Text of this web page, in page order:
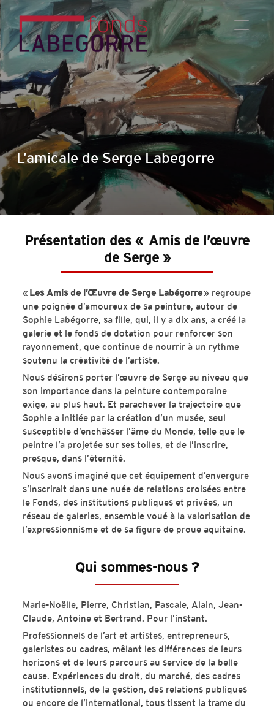
L’amicale de Serge Labegorre
Présentation des « Amis de l’œuvre
de Serge »
« Les Amis de l’Œuvre de Serge Labégorre» regroupe
une poignée d’amoureux de sa peinture, autour de
Sophie Labégorre, sa fille, qui, il y a dix ans, a créé la
galerie et le fonds de dotation pour renforcer son
rayonnement, que continue de nourrir à un rythme
soutenu la créativité de l’artiste.
Nous désirons porter l’œuvre de Serge au niveau que
son importance dans la peinture contemporaine
exige, au plus haut. Et parachever la trajectoire que
Sophie a initiée par la création d’un musée, seul
susceptible d’enchâsser l’âme du Monde, telle que le
peintre l’a projetée sur ses toiles, et de l’inscrire,
presque, dans l’éternité.
Nous avons imaginé que cet équipement d’envergure
s’inscrirait dans une nuée de relations croisées entre
le Fonds, des institutions publiques et privées, un
réseau de galeries, ensemble voué à la valorisation de
l’expressionnisme et de sa figure de proue aquitaine.
Qui sommes-nous ?
Marie-Noëlle, Pierre, Christian, Pascale, Alain, Jean-
Claude, Antoine et Bertrand. Pour l’instant.
Professionnels de l’art et artistes, entrepreneurs,
galeristes ou cadres, mêlant les différences de leurs
horizons et de leurs parcours au service de la belle
cause. Expériences du droit, du marché, des cadres
institutionnels, de la gestion, des relations publiques
ou encore de l’international, tous tissent la trame du